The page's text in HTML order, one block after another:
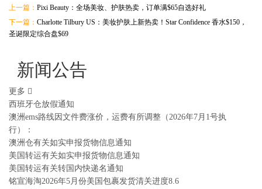
上一篇： Pixi Beauty：全场美妆、护肤热卖，订单满$65自选好礼
下一篇： Charlotte Tilbury US：美妆护肤上新热卖！Star Confidence 香水$150，
圣诞限定综合盘$69
新闻公告
更多
西班牙仓放假通知
澳洲ems路线因文件费涨价，运费有所调整（2026年7月1号执
行）：
澳洲仓有关如实申报货物信息通知
美国转运有关如实申报货物信息通知
美国转运有关转国内快递名通知
铭宣海淘2026年5月份美国包裹发货清关进度8.6